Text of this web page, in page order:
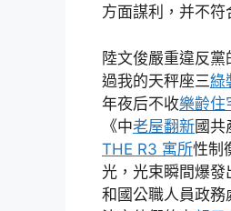
方面謀利，并不符
陸文俊嚴重違反
過我的天秤座三綠
年夜后不收樂齡住
《中老屋翻新國共
THE R3 寓所性制
光，光束瞬間爆
和國公職人員政務